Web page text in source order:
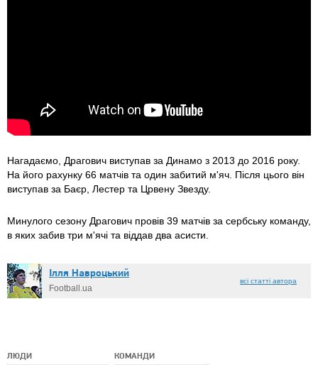
Нагадаємо, Драгович виступав за Динамо з 2013 до 2016 року.
На його рахунку 66 матчів та один забитий м'яч. Після цього він
виступав за Баєр, Лестер та Црвену Звезду.
Минулого сезону Драгович провів 39 матчів за сербську команду,
в яких забив три м'ячі та віддав два асисти.
Ілля Навроцький
Football.ua
всі статті автора
ЛЮДИ КОМАНДИ